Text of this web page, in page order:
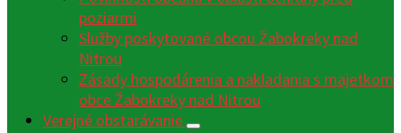
poziarmi
Služby poskytované obcou Žabokreky nad
Nitrou
Zásady hospodárenia a nakladania s majetkom
obce Žabokreky nad Nitrou
Verejné obstarávanie